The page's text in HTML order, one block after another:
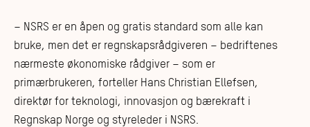
– NSRS er en åpen og gratis standard som alle kan
bruke, men det er regnskapsrådgiveren – bedriftenes
nærmeste økonomiske rådgiver – som er
primærbrukeren, forteller Hans Christian Ellefsen,
direktør for teknologi, innovasjon og bærekraft i
Regnskap Norge og styreleder i NSRS.